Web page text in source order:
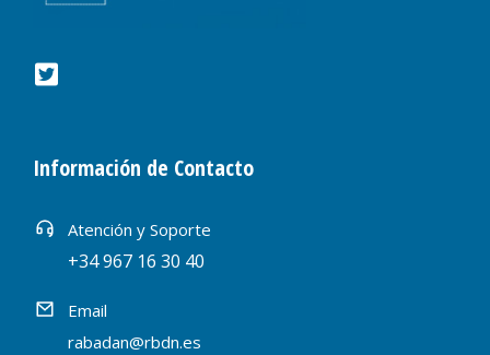
Información de Contacto
Atención y Soporte
+34 967 16 30 40
Email
rabadan@rbdn.es